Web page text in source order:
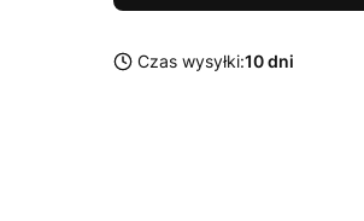
Czas wysyłki:10 dni